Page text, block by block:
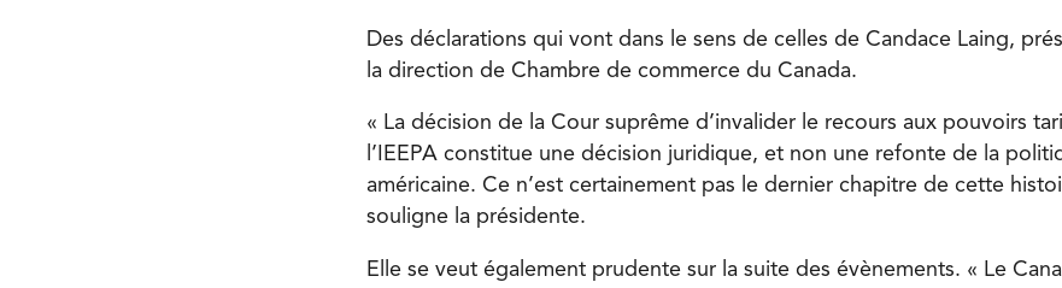
Des déclarations qui vont dans le sens de celles de Candace Laing,
la direction de Chambre de commerce du Canada.
« La décision de la Cour suprême d’invalider le recours aux pouvoirs
l’IEEPA constitue une décision juridique, et non une refonte de la
américaine. Ce n’est certainement pas le dernier chapitre de cette
souligne la présidente.
Elle se veut également prudente sur la suite des évènements. « Le